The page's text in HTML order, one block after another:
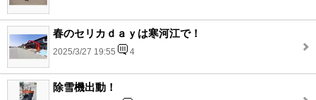
春のセリカｄａｙは寒河江で！
2025/3/27 19:55 4
除雪機出動！